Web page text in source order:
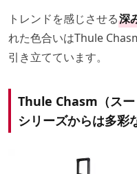
トレンドを感じさせる深
れた色合いはThule
引き立てています。
Thule Chasm（スー
シリーズからは多彩